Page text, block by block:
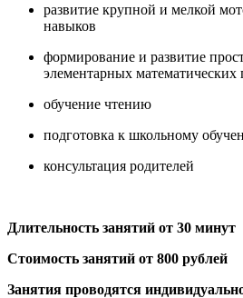
развитие крупной и мелкой
навыков
формирование и развитие
элементарных математических
обучение чтению
подготовка к школьному
консультация родителей
Длительность занятий от 30 минут
Стоимость занятий от 800 рублей
Занятия проводятся